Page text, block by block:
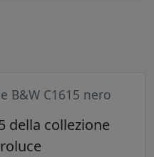
B&W C1615 nero
della collezione